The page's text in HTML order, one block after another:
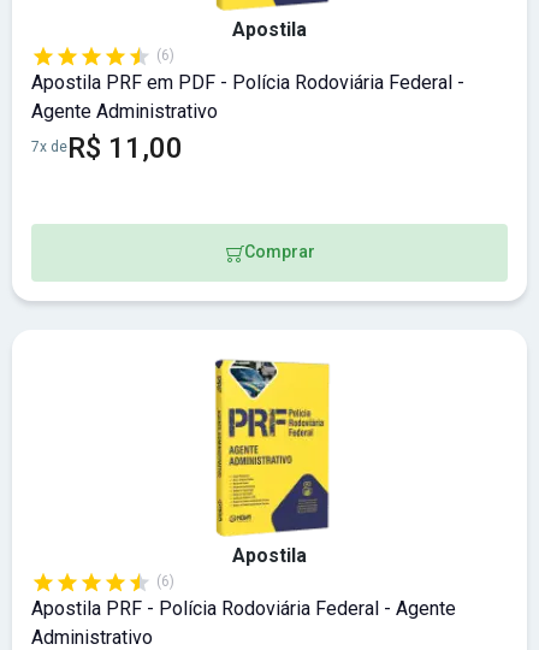
Apostila
(6)
Apostila PRF em PDF - Polícia Rodoviária Federal -
Agente Administrativo
7x deR$ 11,00
Comprar
Apostila
(6)
Apostila PRF - Polícia Rodoviária Federal - Agente
Administrativo